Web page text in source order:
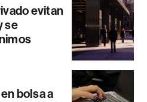
evitan
se
bolsa a